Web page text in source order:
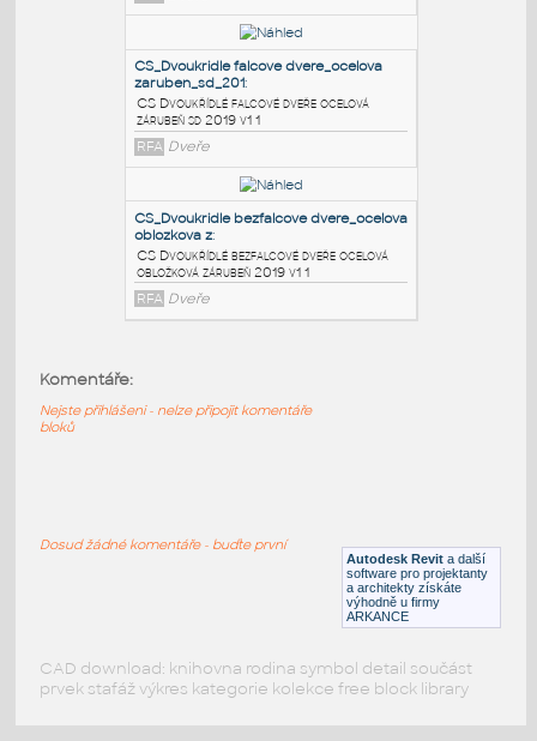
CS Dvoukřídlé falcové dveře dřevěná
obložková zárubeň 2019 v1 1
RFA Dveře
CS_Dvoukridle falcove dvere_ocelova
rohova zaruben:
CS Dvoukřídlé falcové dveře ocelová
rohova zárubeň 2019 v1 1
RFA Dveře
RFA Dveře
CS Dvoukřídlé bezfalcové dveře ocelová
obložková zárubeň 2019 v1 1
Autodesk Revit a další
software pro projektanty
a architekty získáte
výhodně u firmy
ARKANCE
Komentáře:
Nejste přihlášeni - nelze připojit komentáře
bloků
Dosud žádné komentáře - buďte první
CAD download: knihovna rodina symbol detail součást
prvek stafáž výkres kategorie kolekce free block library